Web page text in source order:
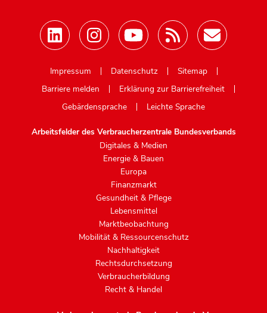
Impressum
Datenschutz
Sitemap
Barriere melden
Erklärung zur Barrierefreiheit
Gebärdensprache
Leichte Sprache
Arbeitsfelder des Verbraucherzentrale Bundesverbands
Digitales & Medien
Energie & Bauen
Europa
Finanzmarkt
Gesundheit & Pflege
Lebensmittel
Marktbeobachtung
Mobilität & Ressourcenschutz
Nachhaltigkeit
Rechtsdurchsetzung
Verbraucherbildung
Recht & Handel